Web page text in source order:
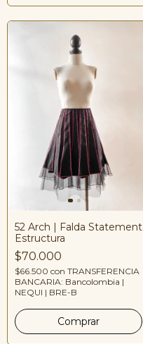
52 Arch | Falda Statement
Estructura
$70.000
$66.500 con TRANSFERENCIA
BANCARIA: Bancolombia |
NEQUI | BRE-B